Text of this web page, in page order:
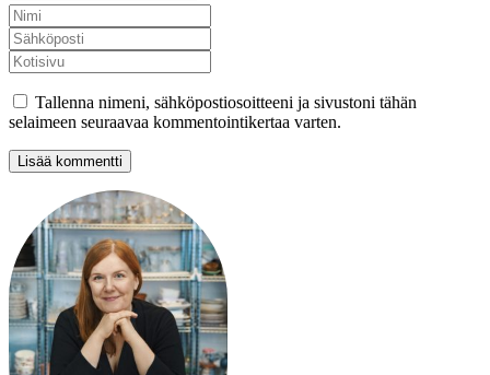
Tallenna nimeni, sähköpostiosoitteeni ja sivustoni tähän
selaimeen seuraavaa kommentointikertaa varten.